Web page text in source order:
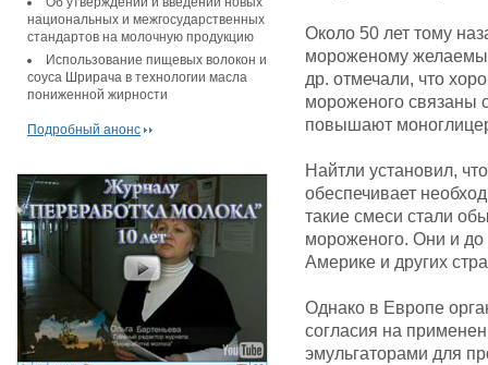
национальных и межгосударственных
стандартов на молочную продукцию
Использование пищевых волокон и
соуса Шрирача в технологии масла
пониженной жирности
Подробный анонс
Около 50 лет тому
мороженому
др. отмечали, что
мороженого связаны
повышают
Найтли установил,
обеспечивает
такие смеси стали
мороженого. Они и
Америке и других
Однако в Европе
согласия на
эмульгаторами для